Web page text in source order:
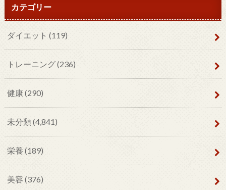
カテゴリー
ダイエット (119)
トレーニング(236)
健康(290)
未分類(4,841)
栄養 (189)
美容 (376)